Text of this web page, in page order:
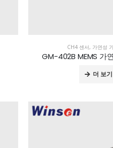
CH4 센서, 가연성
GM-402B MEMS 가
더 보기